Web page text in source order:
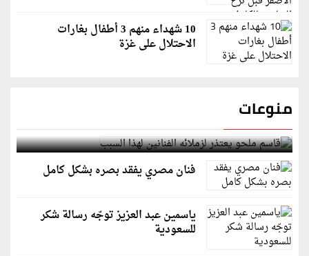
10 شهداء منهم 3 أطفال بغارات
الاحتلال على غزة
منوعات
قاسم ملحو يعتذر لزملائه الفنانين لهذا السبب
فنان مصري يفقد بصره بشكل كامل
ياسمين عبد العزيز توجّه رسالة شكر
للسعودية